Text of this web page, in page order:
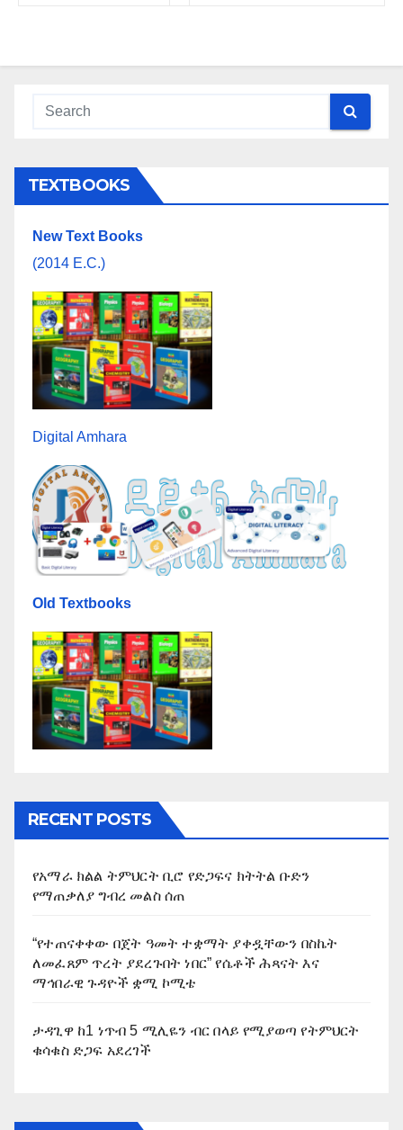
TEXTBOOKS
New Text Books
(2014 E.C.)
Digital Amhara
Old Textbooks
RECENT POSTS
የአማራ ክልል ትምህርት ቢሮ የድጋፍና ክትትል ቡድን
የማጠቃለያ ግብረ መልስ ሰጠ
“የተጠናቀቀው በጀት ዓመት ተቋማት ያቀዷቸውን በስኬት
ለመፈጸም ጥረት ያደረጉበት ነበር” የሴቶች ሕጻናት እና
ማኅበራዊ ጉዳዮች ቋሚ ኮሚቴ
ታዳጊዋ ከ1 ነጥብ 5 ሚሊዬን ብር በላይ የሚያወጣ የትምህርት
ቁሳቁስ ድጋፍ አደረገች